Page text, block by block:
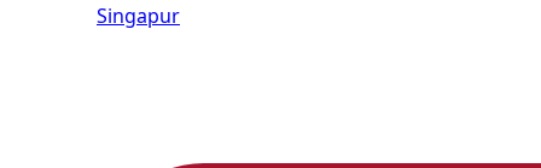
Singapur